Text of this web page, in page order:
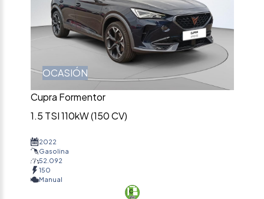
OCASIÓN
Cupra Formentor
1.5 TSI 110kW (150 CV)
2022
Gasolina
52.092
150
Manual